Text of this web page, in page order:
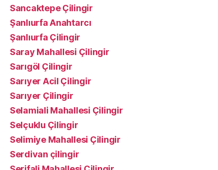
Sancaktepe Çilingir
Şanlıurfa Anahtarcı
Şanlıurfa Çilingir
Saray Mahallesi Çilingir
Sarıgöl Çilingir
Sarıyer Acil Çilingir
Sarıyer Çilingir
Selamiali Mahallesi Çilingir
Selçuklu Çilingir
Selimiye Mahallesi Çilingir
Serdivan çilingir